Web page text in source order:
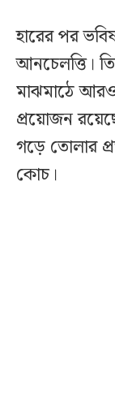
হারের পর
আনচেলত্তি।
মাঝমাঠে
প্রয়োজন
গড়ে তোলার
কোচ।